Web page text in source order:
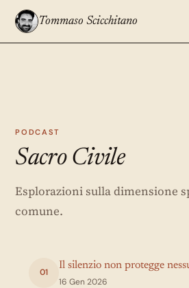
Tommaso Scicchitano
PODCAST
Sacro Civile
Esplorazioni sulla dimensione
comune.
01
Il silenzio non protegge
16 Gen 2026